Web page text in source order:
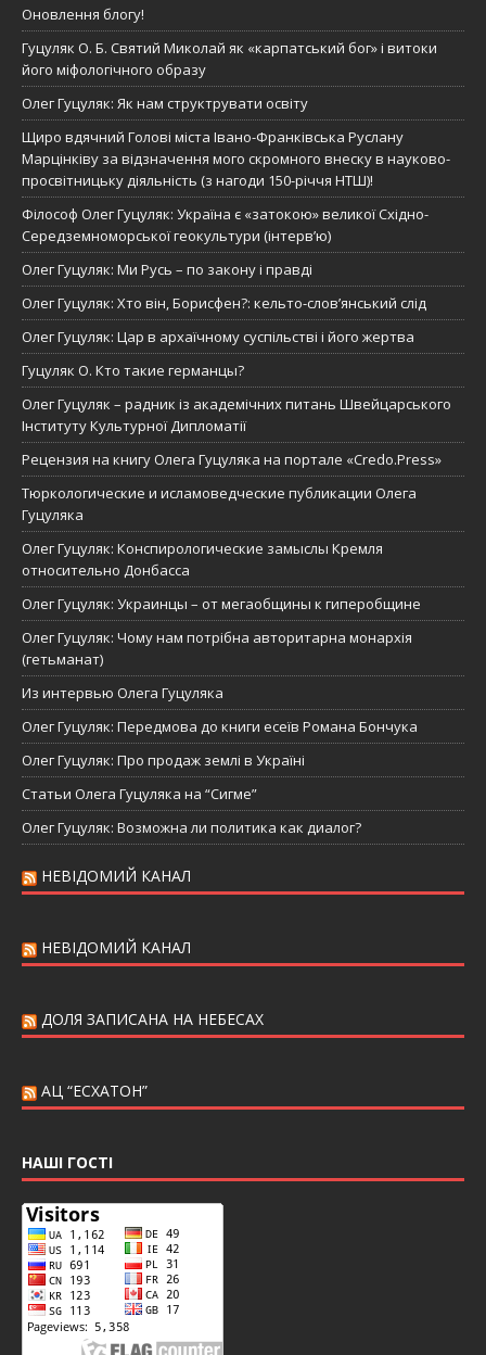
Оновлення блогу!
Гуцуляк О. Б. Святий Миколай як «карпатський бог» і витоки
його міфологічного образу
Олег Гуцуляк: Як нам структрувати освіту
Щиро вдячний Голові міста Івано-Франківська Руслану
Марцінківу за відзначення мого скромного внеску в науково-
просвітницьку діяльність (з нагоди 150-річчя НТШ)!
Філософ Олег Гуцуляк: Україна є «затокою» великої Східно-
Середземноморської геокультури (інтерв’ю)
Олег Гуцуляк: Ми Русь – по закону і правді
Олег Гуцуляк: Хто він, Борисфен?: кельто-слов’янський слід
Олег Гуцуляк: Цар в архаїчному суспільстві і його жертва
Гуцуляк О. Кто такие германцы?
Олег Гуцуляк – радник із академічних питань Швейцарського
Інституту Культурної Дипломатії
Рецензия на книгу Олега Гуцуляка на портале «Credo.Press»
Тюркологические и исламоведческие публикации Олега
Гуцуляка
Олег Гуцуляк: Конспирологические замыслы Кремля
относительно Донбасса
Олег Гуцуляк: Украинцы – от мегаобщины к гиперобщине
Олег Гуцуляк: Чому нам потрібна авторитарна монархія
(гетьманат)
Из интервью Олега Гуцуляка
Олег Гуцуляк: Передмова до книги есеїв Романа Бончука
Олег Гуцуляк: Про продаж землі в Україні
Статьи Олега Гуцуляка на “Сигме”
Олег Гуцуляк: Возможна ли политика как диалог?
НЕВІДОМИЙ КАНАЛ
НЕВІДОМИЙ КАНАЛ
ДОЛЯ ЗАПИСАНА НА НЕБЕСАХ
АЦ “ЕСХАТОН”
НАШІ ГОСТІ